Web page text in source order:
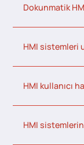
Dokunmatik
HMI sistemleri
HMI kullanıcı
HMI